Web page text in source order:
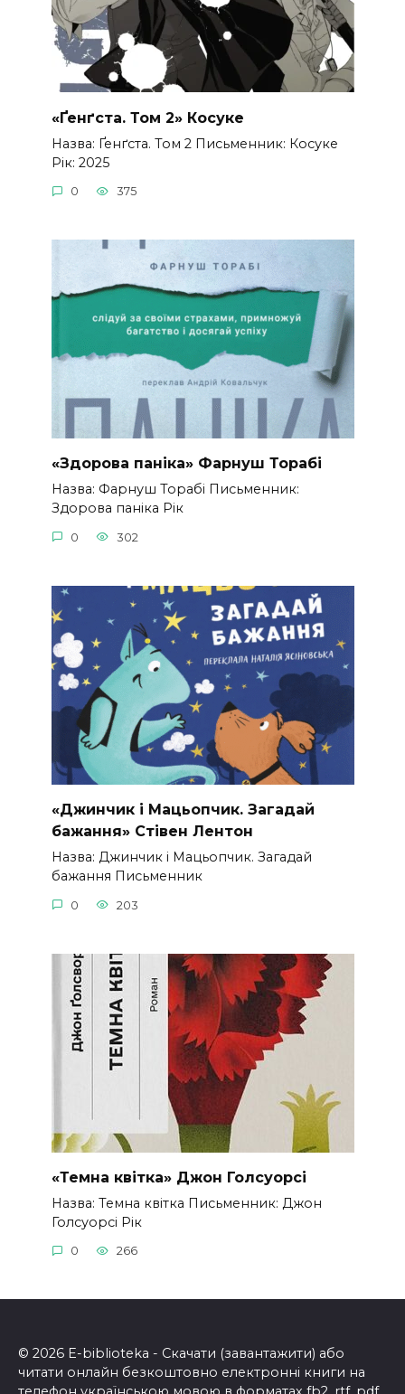
«Ґенґста. Том 2» Косуке
Назва: Ґенґста. Том 2 Письменник: Косуке
Рік: 2025
0 375
«Здорова паніка» Фарнуш Торабі
Назва: Фарнуш Торабі Письменник:
Здорова паніка Рік
0 302
«Джинчик і Мацьопчик. Загадай
бажання» Стівен Лентон
Назва: Джинчик і Мацьопчик. Загадай
бажання Письменник
0 203
«Темна квітка» Джон Голсуорсі
Назва: Темна квітка Письменник: Джон
Голсуорсі Рік
0 266
© 2026 E-biblioteka - Скачати (завантажити) або
читати онлайн безкоштовно електронні книги на